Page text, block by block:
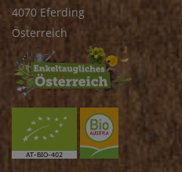
4070 Eferding
Österreich